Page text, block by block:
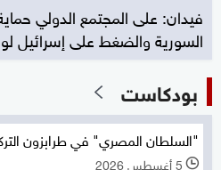
فيدان: على المجتمع الدولي
السورية والضغط على إسرائيل
بودكاست
"السلطان المصري" في طرابزون
l 5 أغسطس 2026